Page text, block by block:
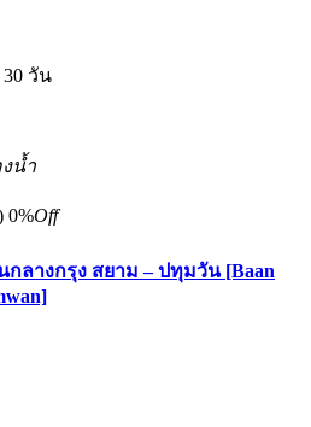
วัน
น้ำ
0%Off
กลางกรุง สยาม – ปทุมวัน [Baan